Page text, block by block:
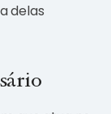
delas